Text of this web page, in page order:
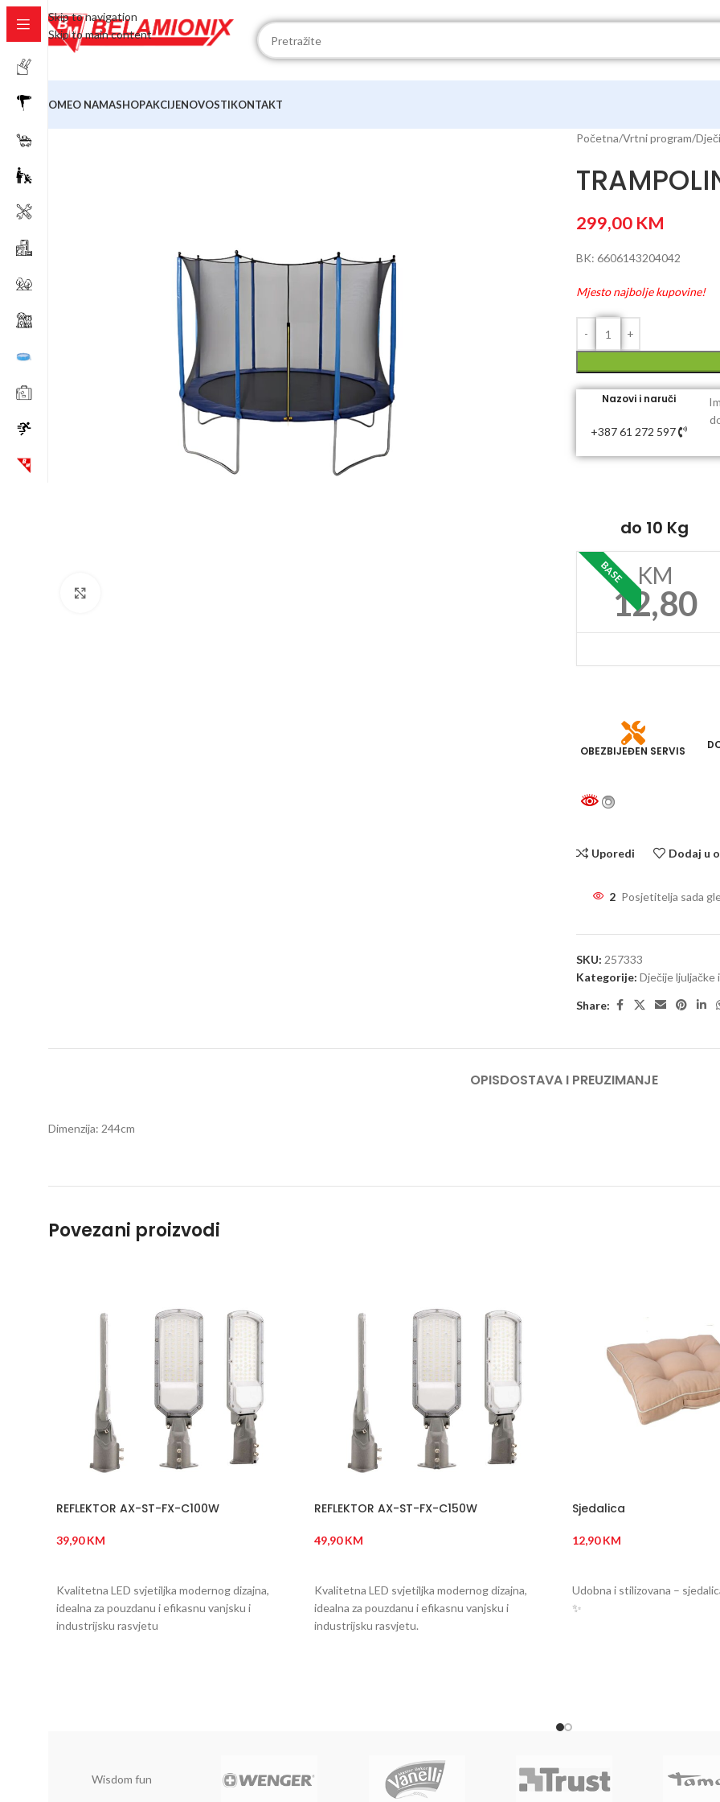
Skip to navigation
Skip to main content
HOMEO NAMASHOPAKCIJENOVOSTIKONTAKT
Početna Vrtni program
299,00 KM
BK: 6606143204042
Mjesto najbolje kupovine!
Nazovi i naruči
+387 61 272 597
do 10 Kg
BASE KM
12,80
OBEZBIJEĐEN SERVIS
Uporedi Dodaj u
2 Posjetitelja sada
SKU: 257333
Kategorije: Dječije ljuljačke
Share:
OPISDOSTAVA I PREUZIMANJE
Dimenzija: 244cm
Povezani proizvodi
REFLEKTOR AX-ST-FX-C100W
39,90KM
Kvalitetna LED svjetiljka modernog dizajna,
idealna za pouzdanu i efikasnu vanjsku i
industrijsku rasvjetu
REFLEKTOR AX-ST-FX-C150W
49,90KM
Kvalitetna LED svjetiljka modernog dizajna,
idealna za pouzdanu i efikasnu vanjsku i
industrijsku rasvjetu.
Sjedalica
12,90KM
Udobna i stilizovana –
✨
Wisdom fun